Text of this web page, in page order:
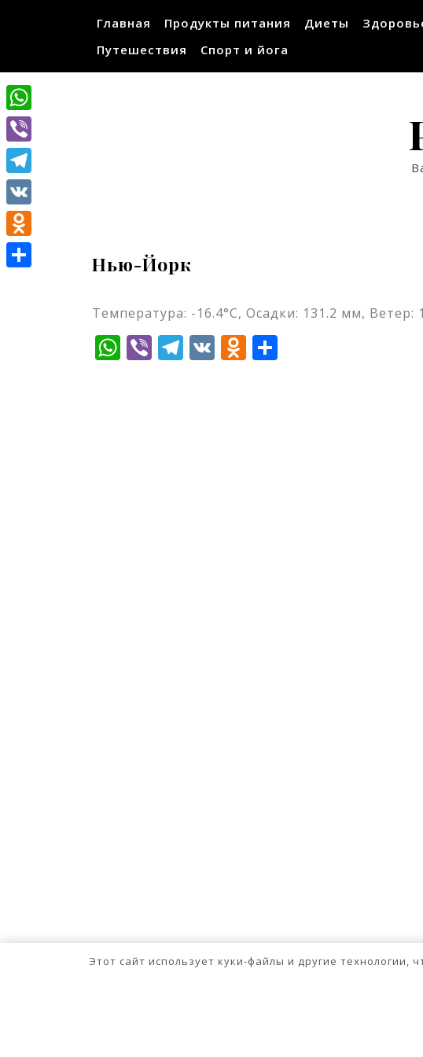
Главная Продукты питания Диеты
Путешествия
Спорт и йога
Нью-Йорк
Температура: -16.4°C, Осадки: 131.2 мм, Ветер:
WhatsApp
ViberTelegram
VKOdnoklassniki
WhatsApp
Viber
Telegram
VK
Odnoklassniki
Этот сайт использует куки-файлы и другие